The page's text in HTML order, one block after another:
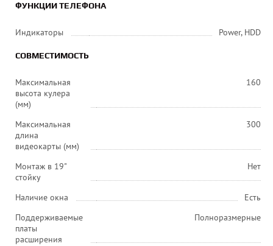
ФУНКЦИИ ТЕЛЕФОНА
Индикаторы Power, HDD
СОВМЕСТИМОСТЬ
Максимальная
высота кулера
(мм)
160
Максимальная
длина
видеокарты (мм)
300
Монтаж в 19"
стойку
Нет
Наличие окна
Есть
Поддерживаемые
платы
расширения
Полноразмерные